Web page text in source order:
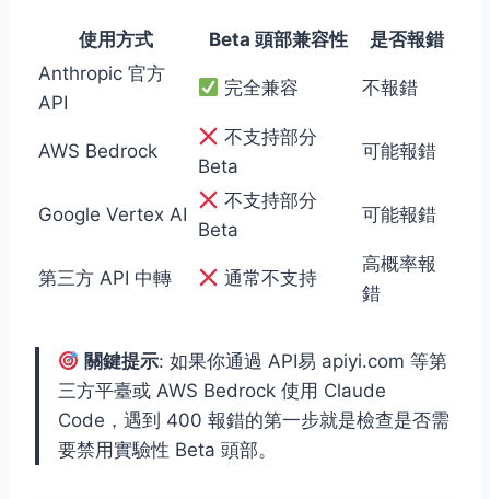
使用方式 Beta 頭部兼容性
是否報錯
Anthropic 官方
API
完全兼容 不報錯
AWS Bedrock
不支持部分
Beta
可能報錯
Google Vertex AI
不支持部分
Beta
可能報錯
第三方 API 中轉 通常不支持
高概率報
錯
關鍵提示: 如果你通過 API易 apiyi.com 等第
三方平臺或 AWS Bedrock 使用 Claude
Code，遇到 400 報錯的第一步就是檢查是否需
要禁用實驗性 Beta 頭部。